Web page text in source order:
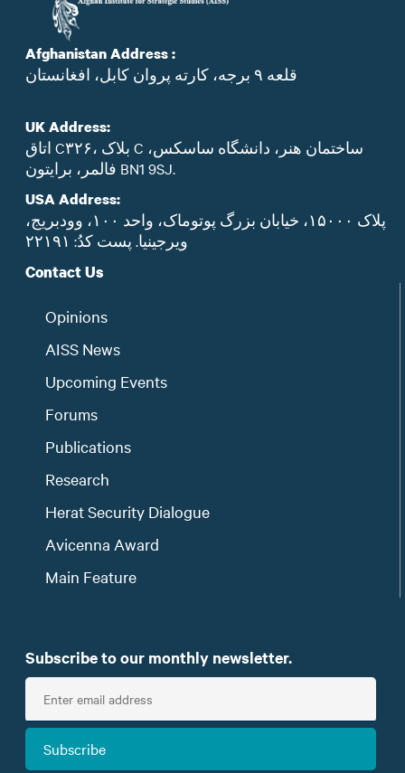
Afghanistan Address :
قلعه ۹ برجه، کارته پروان کابل، افغانستان
UK Address:
اتاق C۳۲۶، بلاک C ساختمان هنر، دانشگاه ساسکس،
فالمر، برایتون BN1 9SJ.
USA Address:
پلاک ۱۵۰۰۰، خیابان بزرگ پوتوماک، واحد ۱۰۰، وودبریج،
ویرجینیا. پست‌ کدُ: ۲۲۱۹۱
Contact Us
Opinions
AISS News
Upcoming Events
Forums
Publications
Research
Herat Security Dialogue
Avicenna Award
Main Feature
Subscribe to our monthly newsletter.
E
t
Subscribe